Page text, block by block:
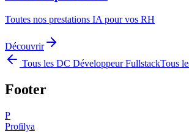
Toutes nos prestations IA pour vos RH
Découvrir
Tous les DC Développeur FullstackTous
Footer
P
Profilya